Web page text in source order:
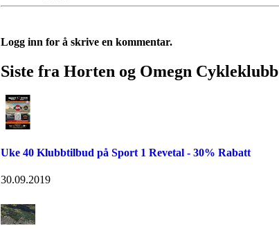
Logg inn for å skrive en kommentar.
Siste fra Horten og Omegn Cykleklubb
Uke 40 Klubbtilbud på Sport 1 Revetal - 30% Rabatt
30.09.2019